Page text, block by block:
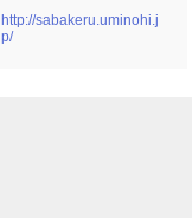
http://sabakeru.uminohi.j
p/